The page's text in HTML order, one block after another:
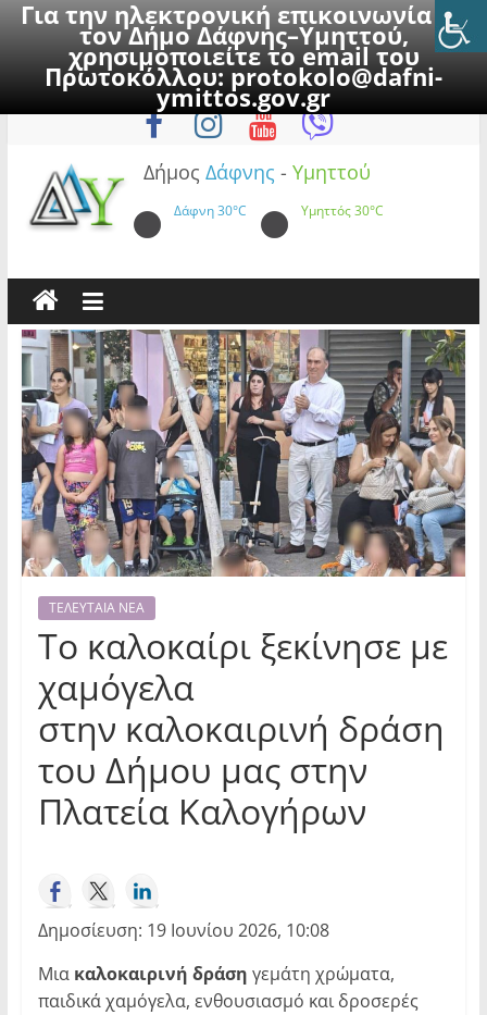
Για την ηλεκτρονική επικοινωνία με
τον Δήμο Δάφνης–Υμηττού,
χρησιμοποιείτε το email του
Πρωτοκόλλου:protokolo@dafni-
ymittos.gov.gr
to
Παρασκευή, 7 Αυγούστου 2026
Δήμος Δάφνης - Υμηττού
Δάφνη30°C Υμηττός30°C
ΤΕΛΕΥΤΑΙΑ ΝΕΑ
Το καλοκαίρι ξεκίνησε με
χαμόγελα
στην καλοκαιρινή δράση
του Δήμου μας στην
Πλατεία Καλογήρων
Δημοσίευση: 19 Ιουνίου 2026, 10:08
Μια καλοκαιρινή δράση γεμάτη χρώματα,
παιδικά χαμόγελα, ενθουσιασμό και δροσερές